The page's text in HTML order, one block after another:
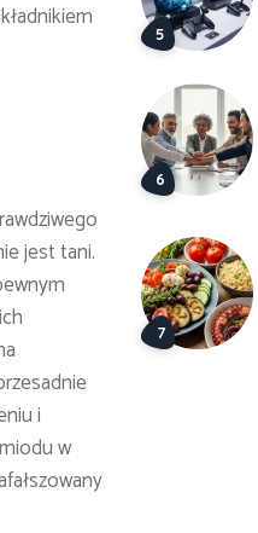
jest tani.
i
w